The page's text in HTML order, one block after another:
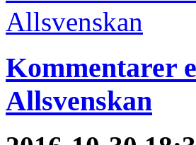
Kommentarer
Allsvenskan